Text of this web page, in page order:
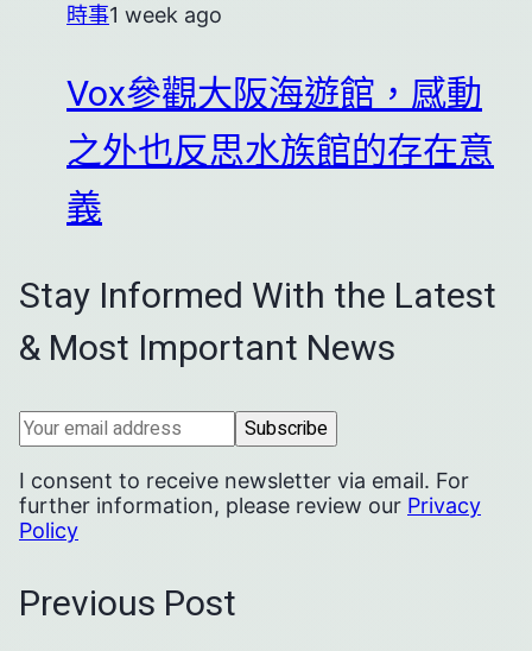
時事1 week ago
Vox參觀大阪海遊館，感動
之外也反思水族館的存在意
義
Stay Informed With the Latest
& Most Important News
I consent to receive newsletter via email. For
further information, please review our Privacy
Policy
Previous Post